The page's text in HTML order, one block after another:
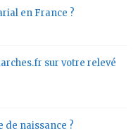
en France ?
sur votre relevé
de naissance ?